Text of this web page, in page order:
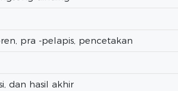
pra -pelapis, pencetakan
dan hasil akhir